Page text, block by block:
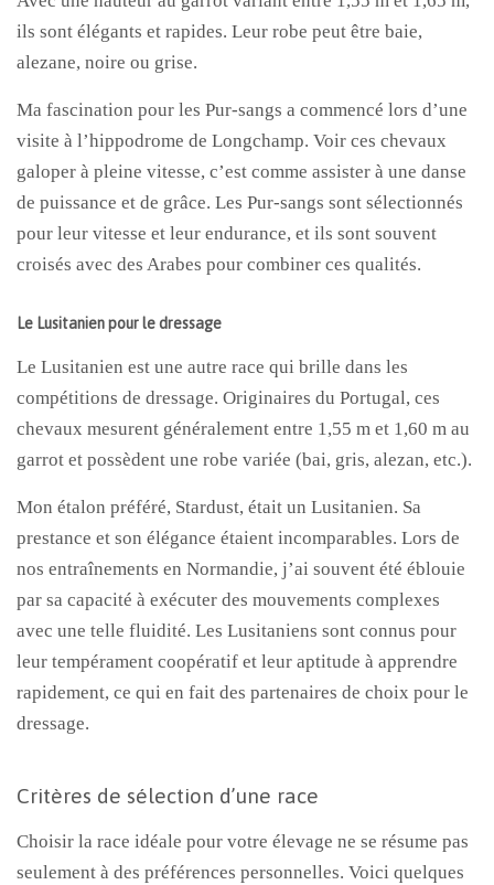
ils sont élégants et rapides. Leur robe peut être baie,
alezane, noire ou grise.
Ma fascination pour les Pur-sangs a commencé lors d’une
visite à l’hippodrome de Longchamp. Voir ces chevaux
galoper à pleine vitesse, c’est comme assister à une danse
de puissance et de grâce. Les Pur-sangs sont sélectionnés
pour leur vitesse et leur endurance, et ils sont souvent
croisés avec des Arabes pour combiner ces qualités.
Le Lusitanien pour le dressage
Le Lusitanien est une autre race qui brille dans les
compétitions de dressage. Originaires du Portugal, ces
chevaux mesurent généralement entre 1,55 m et 1,60 m au
garrot et possèdent une robe variée (bai, gris, alezan, etc.).
Mon étalon préféré, Stardust, était un Lusitanien. Sa
prestance et son élégance étaient incomparables. Lors de
nos entraînements en Normandie, j’ai souvent été éblouie
par sa capacité à exécuter des mouvements complexes
avec une telle fluidité. Les Lusitaniens sont connus pour
leur tempérament coopératif et leur aptitude à apprendre
rapidement, ce qui en fait des partenaires de choix pour le
dressage.
Critères de sélection d’une race
Choisir la race idéale pour votre élevage ne se résume pas
seulement à des préférences personnelles. Voici quelques